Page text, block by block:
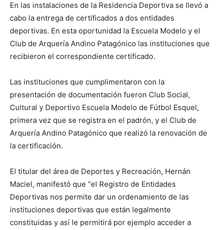
En las instalaciones de la Residencia Deportiva se llevó a
cabo la entrega de certificados a dos entidades
deportivas. En esta oportunidad la Escuela Modelo y el
Club de Arquería Andino Patagónico las instituciones que
recibieron el correspondiente certificado.
Las instituciones que cumplimentaron con la
presentación de documentación fueron Club Social,
Cultural y Deportivo Escuela Modelo de Fútbol Esquel,
primera vez que se registra en el padrón, y el Club de
Arquería Andino Patagónico que realizó la renovación de
la certificación.
El titular del área de Deportes y Recreación, Hernán
Maciel, manifestó que “el Registro de Entidades
Deportivas nos permite dar un ordenamiento de las
instituciones deportivas que están legalmente
constituidas y así le permitirá por ejemplo acceder a